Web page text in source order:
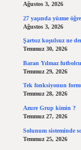
Ağustos 3, 2026
27 yaşında yüzme
Ağustos 3, 2026
Şartsız koşulsuz ne
Temmuz 30, 2026
Baran Yılmaz
Temmuz 29, 2026
Tek fonksiyonun
Temmuz 28, 2026
Azure Grup kimin ?
Temmuz 27, 2026
Solunum sisteminde
Temmuz 25, 2026